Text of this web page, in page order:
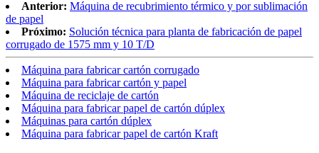
Anterior: Máquina de recubrimiento térmico y por sublimación
de papel
Próximo: Solución técnica para planta de fabricación de papel
corrugado de 1575 mm y 10 T/D
Máquina para fabricar cartón corrugado
Máquina para fabricar cartón y papel
Máquina de reciclaje de cartón
Máquina para fabricar papel de cartón dúplex
Máquinas para cartón dúplex
Máquina para fabricar papel de cartón Kraft